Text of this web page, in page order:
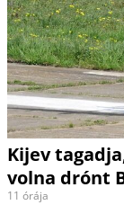
Kijev
volna drónt
11 órája